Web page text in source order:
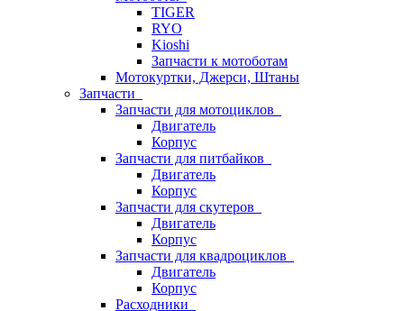
TIGER
RYO
Kioshi
Запчасти к мотоботам
Мотокуртки, Джерси, Штаны
Запчасти
Запчасти для мотоциклов
Двигатель
Корпус
Запчасти для питбайков
Двигатель
Корпус
Запчасти для скутеров
Двигатель
Корпус
Запчасти для квадроциклов
Двигатель
Корпус
Расходники